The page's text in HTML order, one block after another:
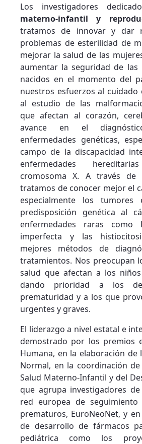
Los investigadores
materno-infantil y
tratamos de innovar y dar
problemas de esterilidad de
mejorar la salud de las
aumentar la seguridad de las
nacidos en el momento del
nuestros esfuerzos al cuidado
al estudio de las
que afectan al corazón,
avance en el
enfermedades genéticas,
campo de la discapacidad
enfermedades
cromosoma X. A través de
tratamos de conocer mejor el
especialmente los tumores
predisposición genética al
enfermedades raras como
imperfecta y las
mejores métodos de
tratamientos. Nos preocupan
salud que afectan a los
dando prioridad a los
prematuridad y a los que
urgentes y graves.
El liderazgo a nivel estatal e
demostrado por los premios
Humana, en la elaboración de
Normal, en la coordinación de
Salud Materno-Infantil y del
que agrupa investigadores
red europea de
prematuros, EuroNeoNet, y
de desarrollo de fármacos
pediátrica como los